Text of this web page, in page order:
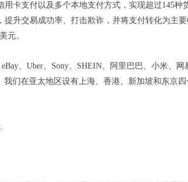
卡支付以及多个本地支付方式，实现超过145种
升交易成功率、打击欺诈，并将支付转化为主
元。
、Uber、Sony、SHEIN、阿里巴巴、小米、网
我们在亚太地区设有上海、香港、新加坡和东京